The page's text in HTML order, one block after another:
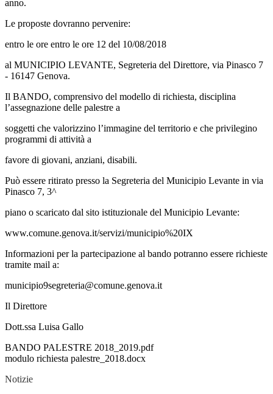
anno.
Le proposte dovranno pervenire:
entro le ore entro le ore 12 del 10/08/2018
al MUNICIPIO LEVANTE, Segreteria del Direttore, via Pinasco 7
- 16147 Genova.
Il BANDO, comprensivo del modello di richiesta, disciplina
l’assegnazione delle palestre a
soggetti che valorizzino l’immagine del territorio e che privilegino
programmi di attività a
favore di giovani, anziani, disabili.
Può essere ritirato presso la Segreteria del Municipio Levante in via
Pinasco 7, 3^
piano o scaricato dal sito istituzionale del Municipio Levante:
www.comune.genova.it/servizi/municipio%20IX
Informazioni per la partecipazione al bando potranno essere richieste
tramite mail a:
municipio9segreteria@comune.genova.it
Il Direttore
Dott.ssa Luisa Gallo
BANDO PALESTRE 2018_2019.pdf
modulo richiesta palestre_2018.docx
Notizie